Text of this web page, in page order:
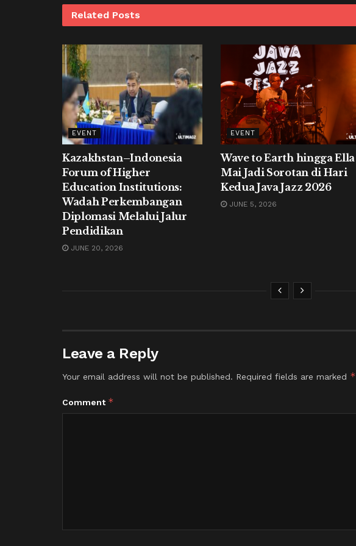
Related Posts
EVENT
Kazakhstan–Indonesia
Forum of Higher
Education Institutions:
Wadah Perkembangan
Diplomasi Melalui Jalur
Pendidikan
JUNE 20, 2026
EVENT
Wave to Earth hingga Ella
Mai Jadi Sorotan di Hari
Kedua Java Jazz 2026
JUNE 5, 2026
Leave a Reply
Your email address will not be published. Required fields are marked *
Comment *